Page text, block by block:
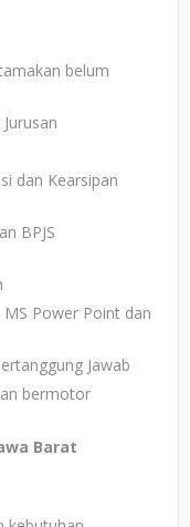
belum
dan Kearsipan
BPJS
Power Point dan
Jawab
bermotor
Barat